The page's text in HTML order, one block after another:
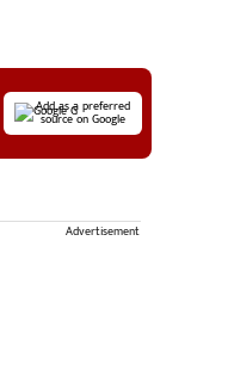
Add as a preferred
source on Google
Advertisement